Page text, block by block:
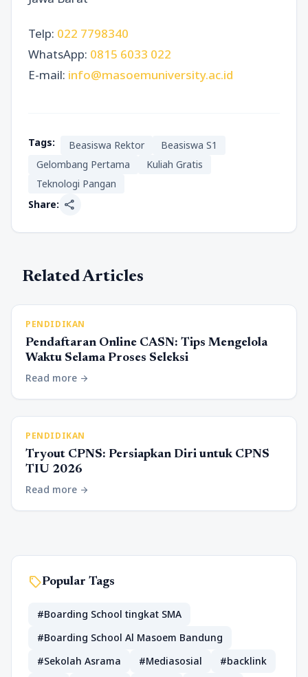
Telp: 022 7798340
WhatsApp: 0815 6033 022
E-mail: info@masoemuniversity.ac.id
Tags: Beasiswa Rektor
Beasiswa S1
Gelombang Pertama
Kuliah Gratis
Teknologi Pangan
Share: share
Related Articles
PENDIDIKAN
Pendaftaran Online CASN: Tips Mengelola
Waktu Selama Proses Seleksi
Read more arrow_forward
PENDIDIKAN
Tryout CPNS: Persiapkan Diri untuk CPNS
TIU 2026
Read more arrow_forward
sellPopular Tags
#Boarding School tingkat SMA
#Boarding School Al Masoem Bandung
#Sekolah Asrama
#Mediasosial
#backlink